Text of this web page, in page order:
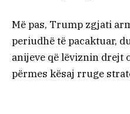
Më pas, Trump zgjati
periudhë të pacaktuar,
anijeve që lëviznin drejt
përmes kësaj rruge